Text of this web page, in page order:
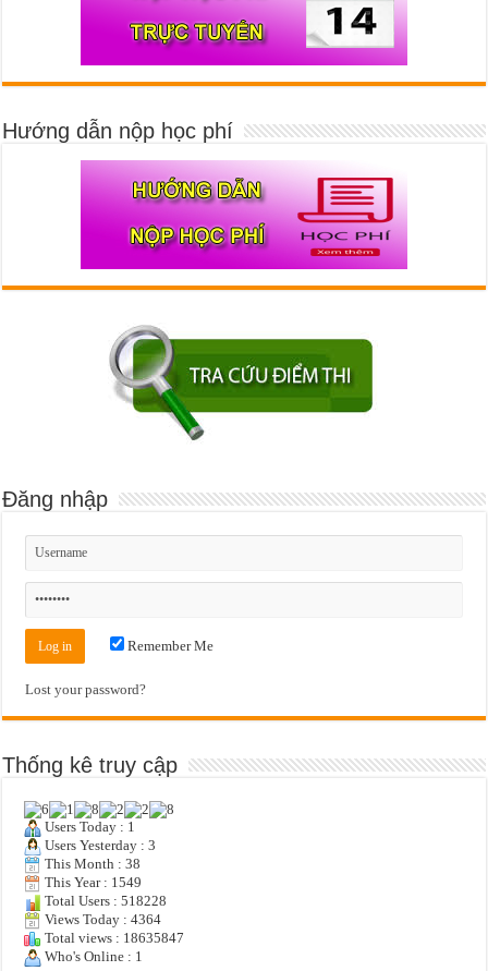
Hướng dẫn nộp học phí
Đăng nhập
Remember Me
Lost your password?
Thống kê truy cập
Users Today : 1
Users Yesterday : 3
This Month : 38
This Year : 1549
Total Users : 518228
Views Today : 4364
Total views : 18635847
Who's Online : 1